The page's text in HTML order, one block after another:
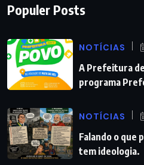
Populer Posts
NOTÍCIAS
A Prefeitura
programa
NOTÍCIAS
Falando o que
tem ideologia.